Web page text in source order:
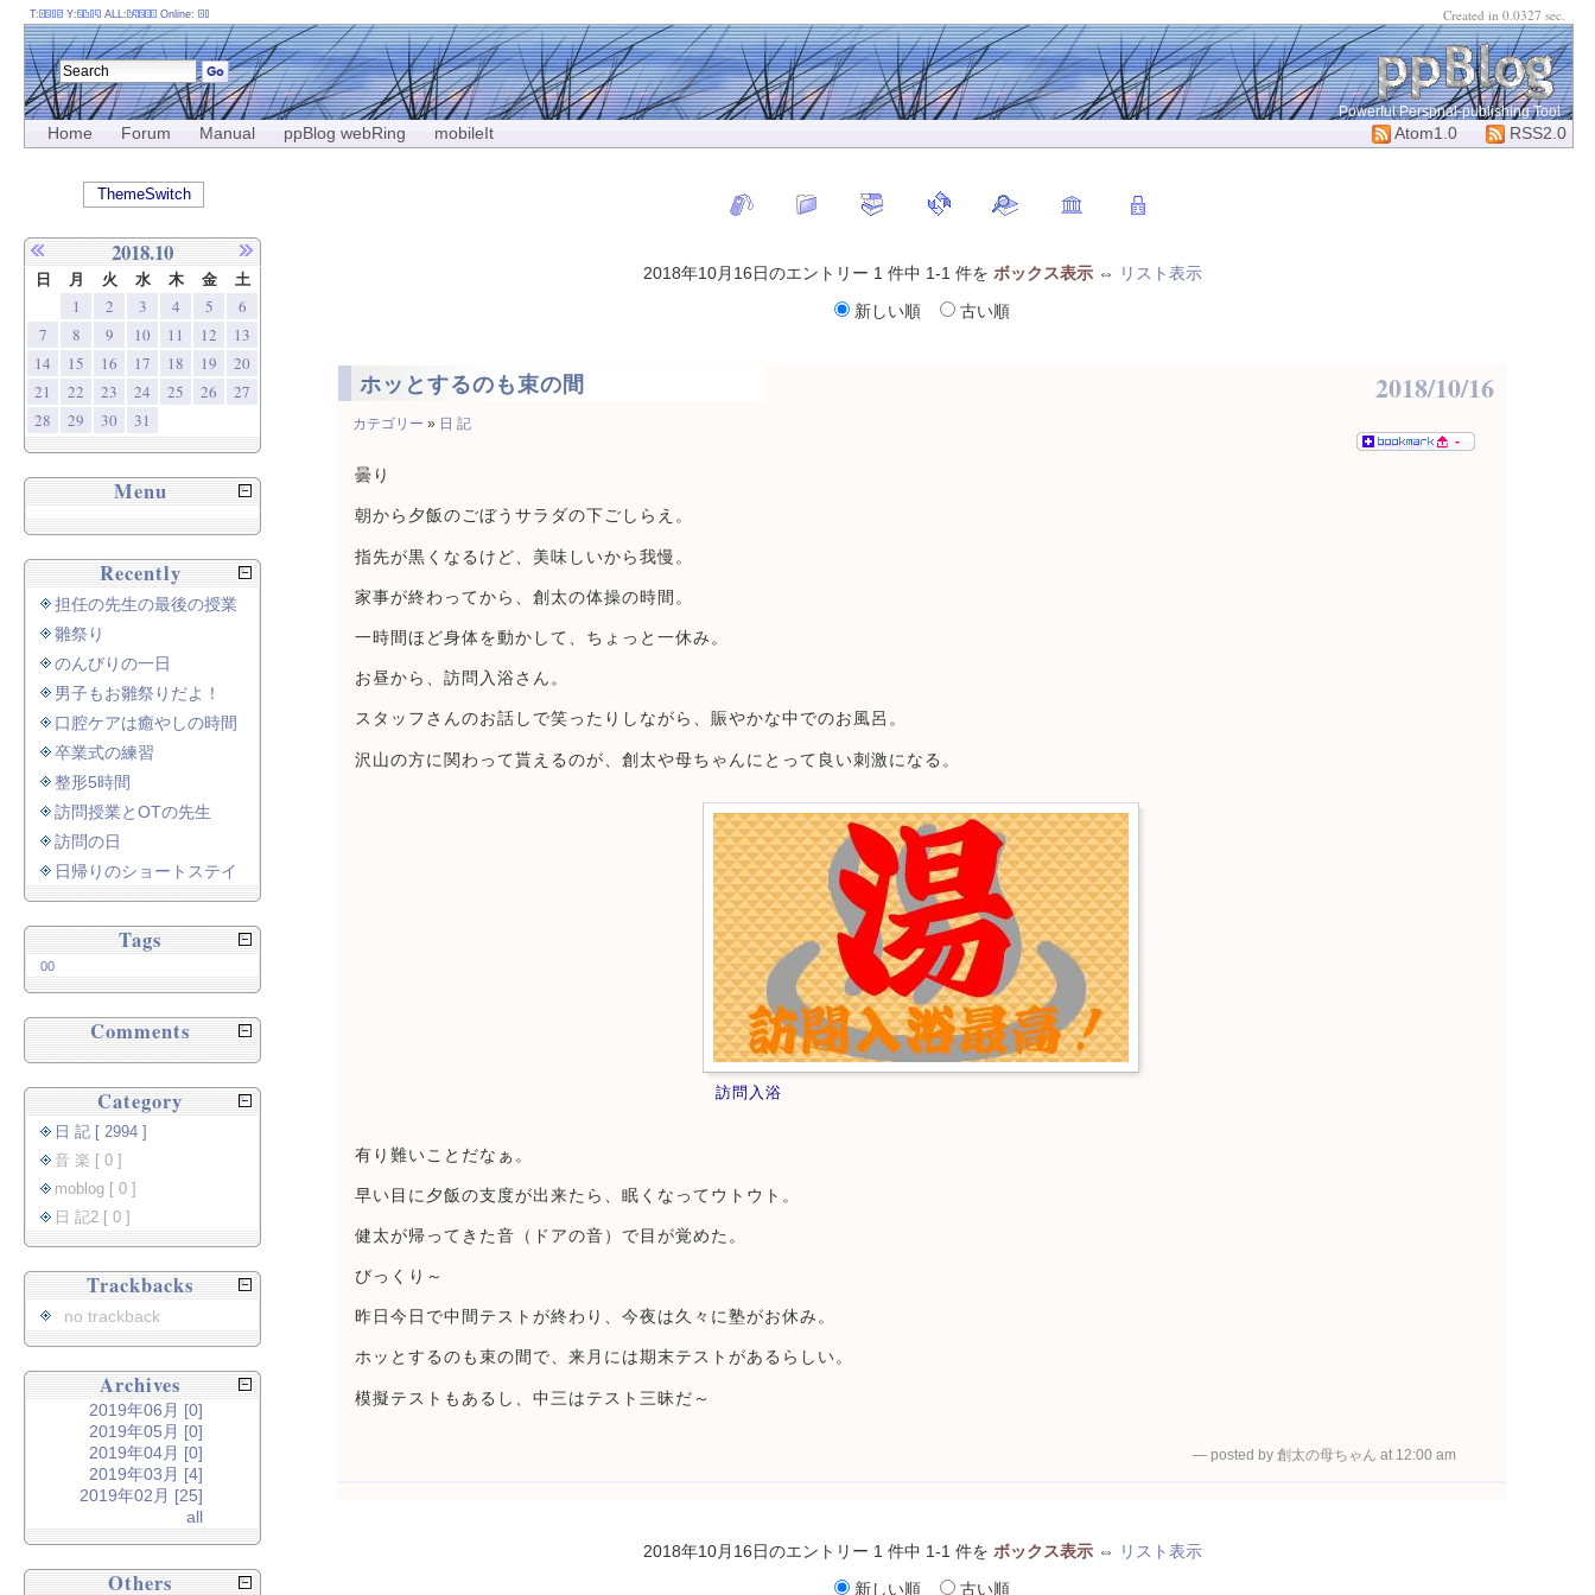
Powerful Perspnal-publishing Tool
Home Forum Manual ppBlog webRing mobileIt RSS2.0
Atom1.0
2018年10月16日のエントリー 1 件中 1-1 件を ボックス表示⇔
リスト表示
新しい順
古い順
ホッとするのも束の間 2018/10/16
カテゴリー » 日 記
-
曇り
朝から夕飯のごぼうサラダの下ごしらえ。
指先が黒くなるけど、美味しいから我慢。
家事が終わってから、創太の体操の時間。
一時間ほど身体を動かして、ちょっと一休み。
お昼から、訪問入浴さん。
スタッフさんのお話しで笑ったりしながら、賑やかな中でのお風呂。
沢山の方に関わって貰えるのが、創太や母ちゃんにとって良い刺激になる。
訪問入浴
有り難いことだなぁ。
早い目に夕飯の支度が出来たら、眠くなってウトウト。
健太が帰ってきた音（ドアの音）で目が覚めた。
びっくり～
昨日今日で中間テストが終わり、今夜は久々に塾がお休み。
ホッとするのも束の間で、来月には期末テストがあるらしい。
模擬テストもあるし、中三はテスト三昧だ～
— posted by 創太の母ちゃん at 12:00 am
2018年10月16日のエントリー 1 件中 1-1 件を ボックス表示⇔
リスト表示
新しい順
古い順
T: Y: ALL: Online:
ThemeSwitch
Created in 0.0327 sec.
2018.10
日 月 火 水 木 金 土
1 2 3 4 5
6
7
8 9 10 11 12
13
14
15 16 17 18 19
20
21
22 23 24 25 26
27
28
29 30 31
Menu
Recently
担任の先生の最後の授業
雛祭り
のんびりの一日
男子もお雛祭りだよ！
口腔ケアは癒やしの時間
卒業式の練習
整形5時間
訪問授業とOTの先生
訪問の日
日帰りのショートステイ
Tags
00
Comments
Category
日 記 [ 2994 ]
音 楽 [ 0 ]
moblog [ 0 ]
日 記2 [ 0 ]
Trackbacks
no trackback
Archives
2019年06月 [0]
2019年05月 [0]
2019年04月 [0]
2019年03月 [4]
2019年02月 [25]
all
Others